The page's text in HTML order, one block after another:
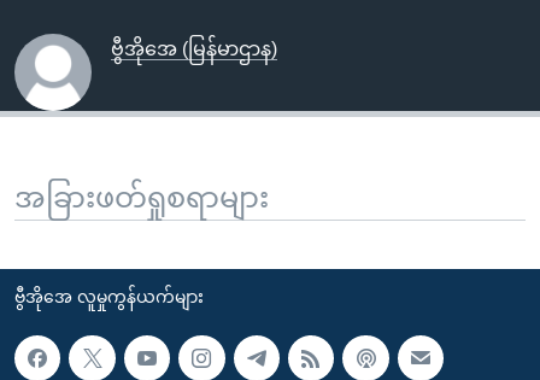
ဗွီအိုအေ (မြန်မာဌာန)
အခြားဖတ်ရှုစရာများ
ဗွီအိုအေ လူမှုကွန်ယက်များ